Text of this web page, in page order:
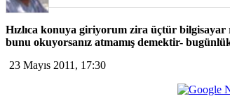
Hızlıca konuya giriyorum zira üçtür bilgisayar
bunu okuyorsanız atmamış demektir-
23 Mayıs 2011, 17:30